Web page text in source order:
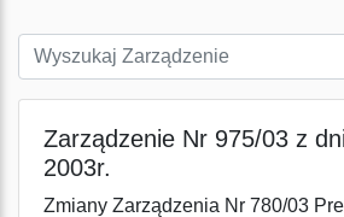
Zarządzenie Nr 975/03 z
2003r.
Zmiany Zarządzenia Nr 780/03